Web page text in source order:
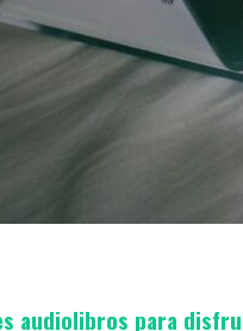
audiolibros para